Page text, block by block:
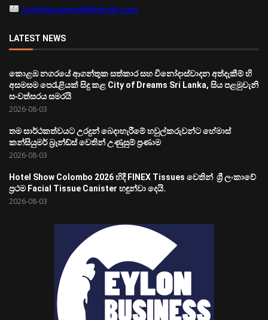
ceylonbusinesslk@gmail.com
LATEST NEWS
කොළඹ නගරයේ ආගන්තුක සත්කාර සහ විනෝදාස්වාදන අත්දැකීම් හි
අසමසම පෙරැළියක් සිදු කළ City of Dreams Sri Lanka, සිය පළමුවැනි
සංවත්සරය සමරයි
2026-08-03
තම සාර්ථකත්වයට උරදුන් බෙදාහැරීමේ හවුල්කරුවන්ට හේමාස්
කන්සියුමර් බ්‍රෑන්ඩ්ස් වෙතින් උණුසුම් ප්‍රණාම
2026-08-03
Hotel Show Colombo 2026 හිදී FINEX Tissues වෙතින් ශ්‍රී ලංකාවේ
ප්‍රථම Facial Tissue Canister හඳුන්වා දෙයි.
2026-08-03